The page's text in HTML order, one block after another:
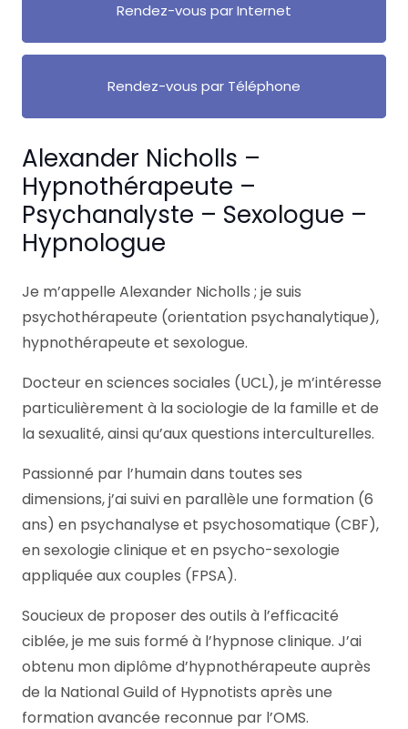
Alexander Nicholls –
Hypnothérapeute –
Psychanalyste – Sexologue –
Hypnologue
Je m’appelle Alexander Nicholls ; je suis
psychothérapeute (orientation psychanalytique),
hypnothérapeute et sexologue.
Docteur en sciences sociales (UCL), je m’intéresse
particulièrement à la sociologie de la famille et de
la sexualité, ainsi qu’aux questions interculturelles.
Passionné par l’humain dans toutes ses
dimensions, j’ai suivi en parallèle une formation (6
ans) en psychanalyse et psychosomatique (CBF),
en sexologie clinique et en psycho-sexologie
appliquée aux couples (FPSA).
Soucieux de proposer des outils à l’efficacité
ciblée, je me suis formé à l’hypnose clinique. J’ai
obtenu mon diplôme d’hypnothérapeute auprès
de la National Guild of Hypnotists après une
formation avancée reconnue par l’OMS.
Rendez-vous par Internet
Rendez-vous par Téléphone